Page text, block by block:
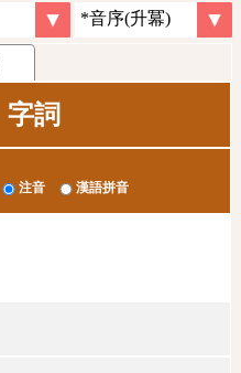
字詞
注音 漢語拼音